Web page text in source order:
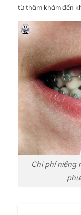
từ thăm khám đến
Chi phí niềng